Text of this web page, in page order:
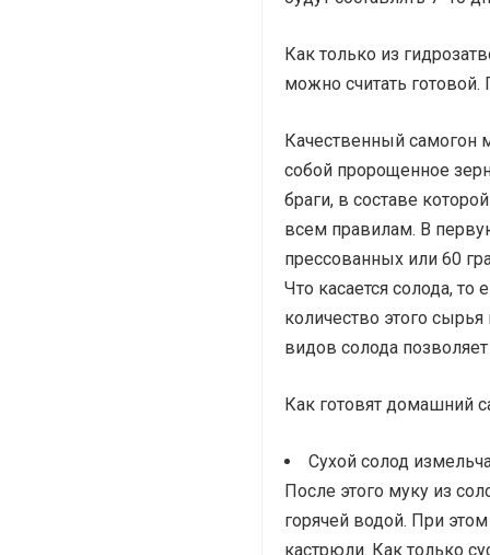
Как только из
можно считать
Качественный самогон
собой пророщенное
браги, в составе
всем правилам. В
прессованных или 60
Что касается солода,
количество этого
видов солода
Как готовят домашний
Сухой солод
После этого муку из
горячей водой. При
кастрюли. Как только